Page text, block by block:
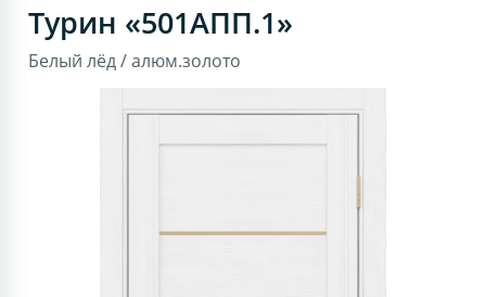
Турин «501AПП.1»
Белый лёд / алюм.золото